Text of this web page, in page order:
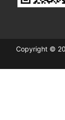
Copyright ©